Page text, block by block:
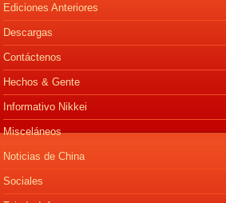
Ediciones Anteriores
Descargas
Contáctenos
Hechos & Gente
Informativo Nikkei
Misceláneos
Noticias de China
Sociales